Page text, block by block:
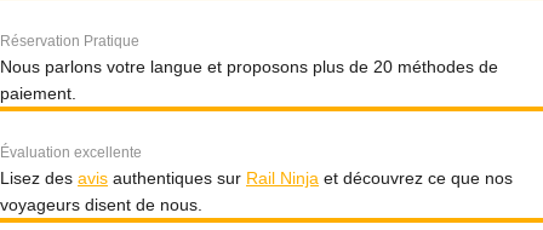
Réservation Pratique
Nous parlons votre langue et proposons plus de 20 méthodes de
paiement.
Évaluation excellente
Lisez des avis authentiques sur Rail Ninja et découvrez ce que nos
voyageurs disent de nous.